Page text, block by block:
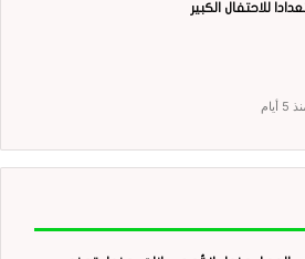
للاحتفال الكبير
5 أيام